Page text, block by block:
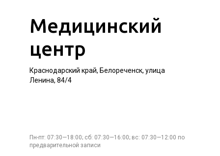
Медицинский
центр
Краснодарский край, Белореченск, улица
Ленина, 84/4
Пн-пт: 07:30—18:00; сб: 07:30—16:00; вс: 07:30—12:00 по
предварительной записи